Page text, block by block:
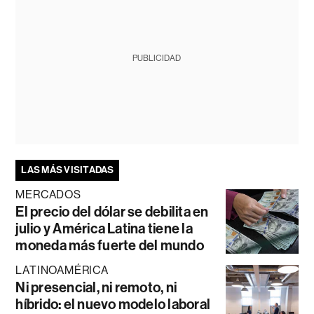
PUBLICIDAD
LAS MÁS VISITADAS
MERCADOS
El precio del dólar se debilita en
julio y América Latina tiene la
moneda más fuerte del mundo
LATINOAMÉRICA
Ni presencial, ni remoto, ni
híbrido: el nuevo modelo laboral